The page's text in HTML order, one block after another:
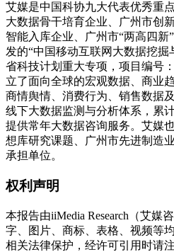
艾媒是中国科协九大代表优秀重
大数据骨干培育企业、广州市创
智能入库企业、广州市“两高四
发的“中国移动互联网大数据挖掘
省科技计划重大专项，项目编号
立了面向全球的宏观数据、商业
商情舆情、消费行为、销售数据
线下大数据监测与分析体系，累
提供常年大数据咨询服务。艾媒
想库研究课题、广州市先进制造
承担单位。
权利声明
本报告由iiMedia Research（艾媒
字、图片、商标、表格、视频等
相关法律保护，经许可引用时请